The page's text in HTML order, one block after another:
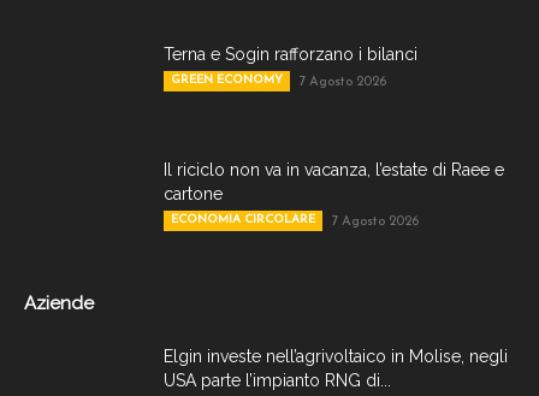
Terna e Sogin rafforzano i bilanci
GREEN ECONOMY 7 Agosto 2026
Il riciclo non va in vacanza, l’estate di Raee e
cartone
ECONOMIA CIRCOLARE 7 Agosto 2026
Aziende
Elgin investe nell’agrivoltaico in Molise, negli
USA parte l’impianto RNG di...